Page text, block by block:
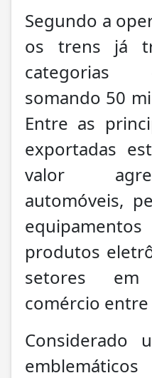
Segundo a
os trens já
categorias
somando 50
Entre as
exportadas
valor
automóveis,
produtos
setores
comércio entre
Considerado